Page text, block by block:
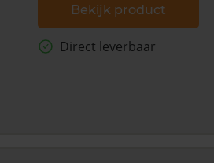
Bekijk product
Direct leverbaar